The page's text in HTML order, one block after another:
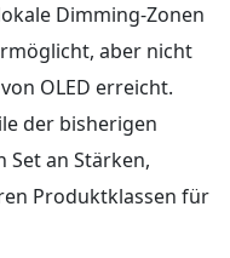
Dimming-Zonen
aber nicht
OLED erreicht.
der bisherigen
Set an Stärken,
Produktklassen für